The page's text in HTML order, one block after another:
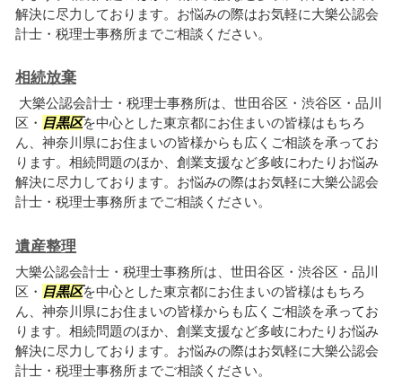
解決に尽力しております。お悩みの際はお気軽に大樂公認会
計士・税理士事務所までご相談ください。
相続放棄
大樂公認会計士・税理士事務所は、世田谷区・渋谷区・品川
区・ 目黒区を中心とした東京都にお住まいの皆様はもちろ
ん、神奈川県にお住まいの皆様からも広くご相談を承ってお
ります。相続問題のほか、創業支援など多岐にわたりお悩み
解決に尽力しております。お悩みの際はお気軽に大樂公認会
計士・税理士事務所までご相談ください。
遺産整理
大樂公認会計士・税理士事務所は、世田谷区・渋谷区・品川
区・ 目黒区を中心とした東京都にお住まいの皆様はもちろ
ん、神奈川県にお住まいの皆様からも広くご相談を承ってお
ります。相続問題のほか、創業支援など多岐にわたりお悩み
解決に尽力しております。お悩みの際はお気軽に大樂公認会
計士・税理士事務所までご相談ください。